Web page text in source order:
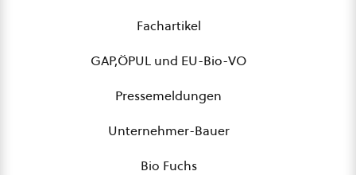
Fachartikel
GAP,ÖPUL und EU-Bio-VO
Pressemeldungen
Unternehmer-Bauer
Bio Fuchs